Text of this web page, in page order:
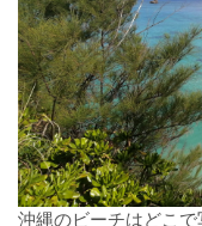
沖縄のビーチはどこ